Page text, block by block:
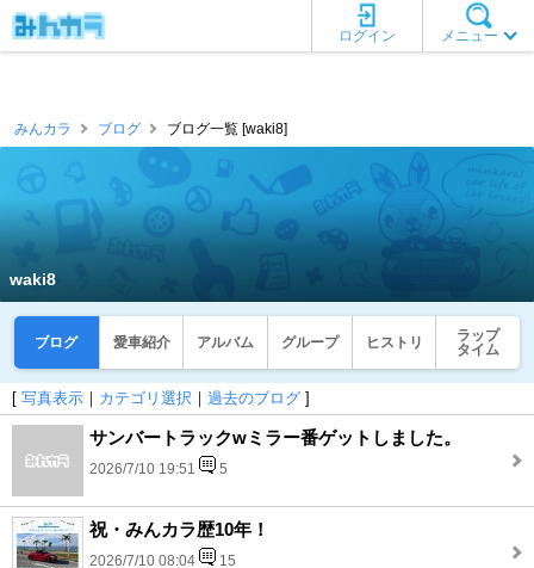
メニュー
ログイン
みんカラ ブログ ブログ一覧 [waki8]
waki8
ブログ 愛車紹介 アルバム グループ ヒストリ
ラップ
タイム
[ 写真表示 ｜ カテゴリ選択 ｜ 過去のブログ ]
サンバートラックwミラー番ゲットしました。
2026/7/10 19:51 5
祝・みんカラ歴10年！
2026/7/10 08:04 15